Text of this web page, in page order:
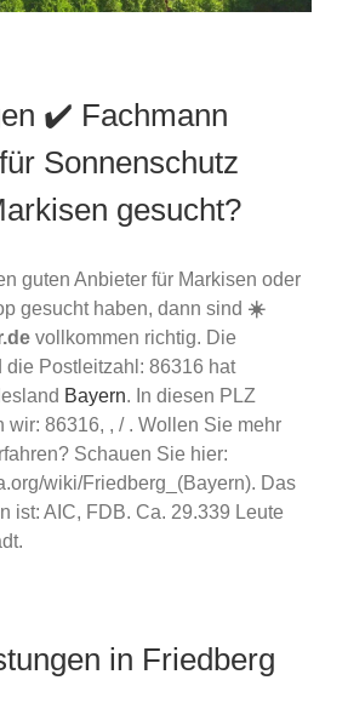
✔️ Fachmann
Sonnenschutz
gesucht?
guten Anbieter für Markisen oder
gesucht haben, dann sind ☀️
vollkommen richtig. Die
die Postleitzahl: 86316 hat
Bayern. In diesen PLZ
wir: 86316, , / . Wollen Sie mehr
Schauen Sie hier:
wiki/Friedberg_(Bayern). Das
ist: AIC, FDB. Ca. 29.339 Leute
in Friedberg